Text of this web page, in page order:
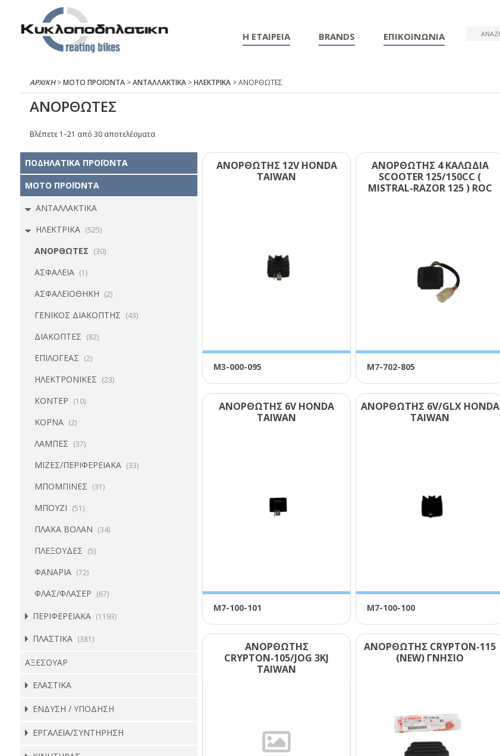
Η ΕΤΑΙΡΕΙΑ BRANDS ΕΠΙΚΟΙΝΩΝΙΑ
ΑΡΧΙΚΉ>ΜΟΤΟ ΠΡΟΪΟΝΤΑ>ΑΝΤΑΛΛΑΚΤΙΚΑ>ΗΛΕΚΤΡΙΚΑ> ΑΝΟΡΘΩΤΕΣ
ΑΝΟΡΘΩΤΕΣ
Βλέπετε 1–21 από 30 αποτελέσματα
ΠΟΔΗΛΑΤΙΚΑ ΠΡΟΪΟΝΤΑ
ΜΟΤΟ ΠΡΟΪΟΝΤΑ
ΑΝΤΑΛΛΑΚΤΙΚΑ
ΗΛΕΚΤΡΙΚΑ (525)
ΑΝΟΡΘΩΤΕΣ (30)
ΑΣΦΑΛΕΙΑ (1)
ΑΣΦΑΛΕΙΟΘΗΚΗ (2)
ΓΕΝΙΚΟΣ ΔΙΑΚΟΠΤΗΣ (43)
ΔΙΑΚΟΠΤΕΣ (82)
ΕΠΙΛΟΓΕΑΣ (2)
ΗΛΕΚΤΡΟΝΙΚΕΣ (23)
ΚΟΝΤΕΡ (10)
ΚΟΡΝΑ (2)
ΛΑΜΠΕΣ (37)
ΜΙΖΕΣ/ΠΕΡΙΦΕΡΕΙΑΚΑ (33)
ΜΠΟΜΠΙΝΕΣ (31)
ΜΠΟΥΖΙ (51)
ΠΛΑΚΑ ΒΟΛΑΝ (34)
ΠΛΕΞΟΥΔΕΣ (5)
ΦΑΝΑΡΙΑ (72)
ΦΛΑΣ/ΦΛΑΣΕΡ (67)
ΠΕΡΙΦΕΡΕΙΑΚΑ (1193)
ΠΛΑΣΤΙΚΑ (381)
ΑΞΕΣΟΥΑΡ
ΕΛΑΣΤΙΚΑ
ΕΝΔΥΣΗ / ΥΠΟΔΗΣΗ
ΕΡΓΑΛΕΙΑ/ΣΥΝΤΗΡΗΣΗ
ΑΝΟΡΘΩΤΗΣ 12V ΗΟΝDΑ
ΤΑΙWΑΝ
Μ3-000-095
ΑΝΟΡΘΩΤΗΣ 4 ΚΑΛΩΔΙΑ
SCΟΟΤΕR 125/150CC (
ΜΙSΤRΑL-RΑΖΟR 125 ) RΟC
Μ7-702-805
ΑΝΟΡΘΩΤΗΣ 6V ΗΟΝDΑ
ΤΑΙWΑΝ
Μ7-100-101
ΑΝΟΡΘΩΤΗΣ 6V/GLΧ ΗΟΝDΑ
ΤΑΙWΑΝ
Μ7-100-100
ΑΝΟΡΘΩΤΗΣ
CRΥΡΤΟΝ-105/JΟG 3ΚJ
ΤΑΙWΑΝ
ΑΝΟΡΘΩΤΗΣ CRΥΡΤΟΝ-115
(ΝΕW) ΓΝΗΣΙΟ